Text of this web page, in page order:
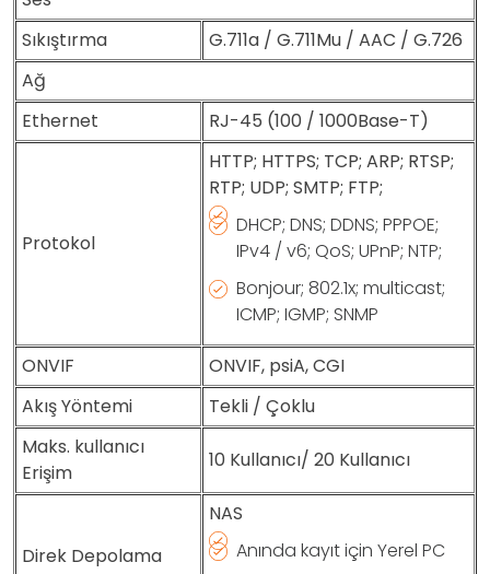
Sıkıştırma
G.711a / G.711Mu / AAC / G.726
Ağ
Ethernet
RJ-45 (100 / 1000Base-T)
Protokol
HTTP; HTTPS; TCP; ARP; RTSP;
RTP; UDP; SMTP; FTP;
DHCP; DNS; DDNS; PPPOE;
IPv4 / v6; QoS; UPnP; NTP;
Bonjour; 802.1x; multicast;
ICMP; IGMP; SNMP
ONVIF
ONVIF, psiA, CGI
Akış Yöntemi
Tekli / Çoklu
Maks. kullanıcı
Erişim
10 Kullanıcı/ 20 Kullanıcı
Direk Depolama
NAS
Anında kayıt için Yerel PC